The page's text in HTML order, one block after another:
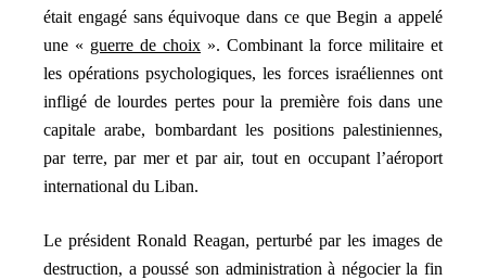
était engagé sans équivoque dans ce que Begin a appelé
une « guerre de choix ». Combinant la force militaire et
les opérations psychologiques, les forces israéliennes ont
infligé de lourdes pertes pour la première fois dans une
capitale arabe, bombardant les positions palestiniennes,
par terre, par mer et par air, tout en occupant l’aéroport
international du Liban.
Le président Ronald Reagan, perturbé par les images de
destruction, a poussé son administration à négocier la fin